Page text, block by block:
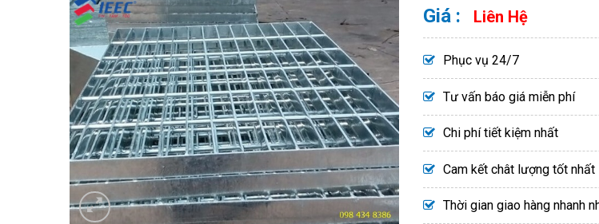
Liên Hệ
Phục vụ 24/7
Tư vấn báo giá miễn phí
Chi phí tiết kiệm nhất
Cam kết chât lượng tốt nhất
Thời gian giao hàng nhanh